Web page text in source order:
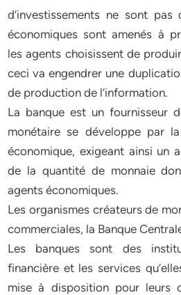
d’investissements ne sont pas
économiques sont amenés à
les agents choisissent de
ceci va engendrer une
de production de l’information.
La banque est un fournisseur
monétaire se développe par
économique, exigeant ainsi un
de la quantité de monnaie
agents économiques.
Les organismes créateurs de
commerciales, la Banque
Les banques sont des
financière et les services
mise à disposition pour leurs